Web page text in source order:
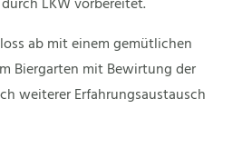
ab mit einem gemütlichen
Biergarten mit Bewirtung der
weiterer Erfahrungsaustausch